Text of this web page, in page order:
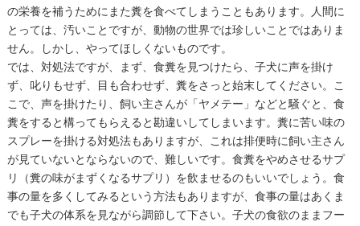
の栄養を補うためにまた糞を食べてしまうこともあります。人間に
とっては、汚いことですが、動物の世界では珍しいことではありま
せん。しかし、やってほしくないものです。
では、対処法ですが、まず、食糞を見つけたら、子犬に声を掛け
ず、叱りもせず、目も合わせず、糞をさっと始末してください。こ
こで、声を掛けたり、飼い主さんが「ヤメテー」などと騒ぐと、食
糞をすると構ってもらえると勘違いしてしまいます。糞に苦い味の
スプレーを掛ける対処法もありますが、これは排便時に飼い主さん
が見ていないとならないので、難しいです。食糞をやめさせるサプ
リ（糞の味がまずくなるサプリ）を飲ませるのもいいでしょう。食
事の量を多くしてみるという方法もありますが、食事の量はあくま
でも子犬の体系を見ながら調節して下さい。子犬の食欲のままフー